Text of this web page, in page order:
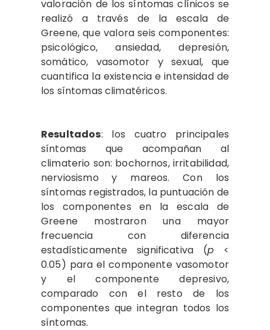
valoración de los síntomas clínicos se
realizó a través de la escala de
Greene, que valora seis componentes:
psicológico, ansiedad, depresión,
somático, vasomotor y sexual, que
cuantifica la existencia e intensidad de
los síntomas climatéricos.
Resultados: los cuatro principales
síntomas que acompañan al
climaterio son: bochornos, irritabilidad,
nerviosismo y mareos. Con los
síntomas registrados, la puntuación de
los componentes en la escala de
Greene mostraron una mayor
frecuencia con diferencia
estadísticamente significativa (p <
0.05) para el componente vasomotor
y el componente depresivo,
comparado con el resto de los
componentes que integran todos los
síntomas.